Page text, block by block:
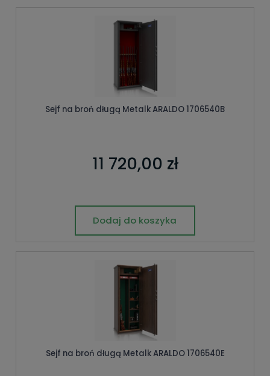
Sejf na broń długą Metalk ARALDO 1706540B
11 720,00 zł
Dodaj do koszyka
Sejf na broń długą Metalk ARALDO 1706540E